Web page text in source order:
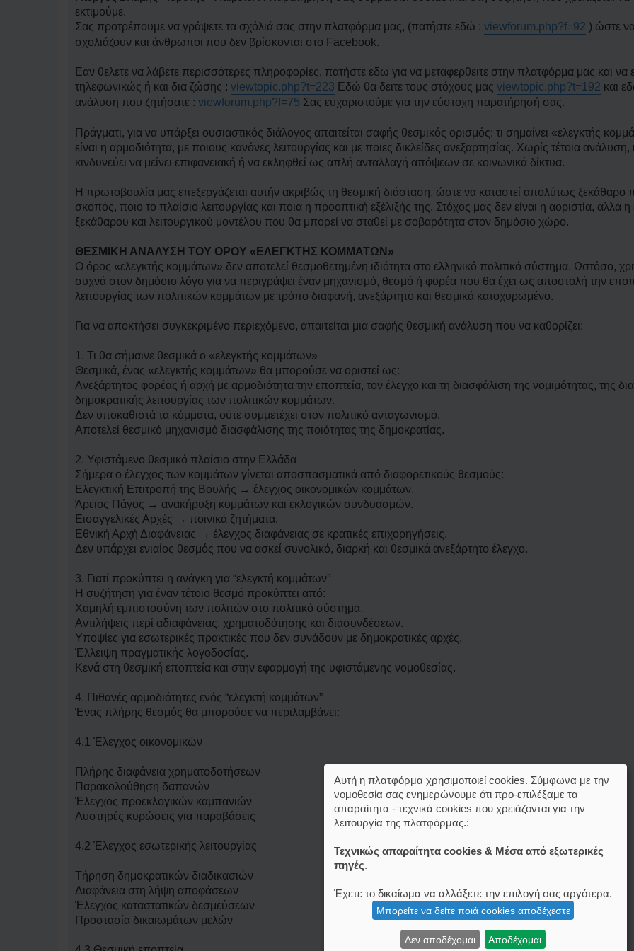
δ
μ
ο
σ
ε
σ
η
α
γ
ω
έ
ν
η
δ
ο
σ
ί
ε
η
εκτιμούμε.
Σας προτρέπουμε να γράψετε τα σχόλιά σας στην πλατφόρμα μας, (πατήστε εδώ : viewforum.php?f=92 ) ώστε
σχολιάζουν και άνθρωποι που δεν βρίσκονται στο Facebook.
Εαν θελετε να λάβετε περισσότερες πληροφορίες, πατήστε εδω για να μεταφερθειτε στην πλατφόρμα μας και να
τηλεφωνικώς ή και δια ζώσης : viewtopic.php?t=223 Εδώ θα δειτε τους στόχους μας viewtopic.php?t=192 και
ανάλυση που ζητήσατε : viewforum.php?f=75 Σας ευχαριστούμε για την εύστοχη παρατήρησή σας.
Πράγματι, για να υπάρξει ουσιαστικός διάλογος απαιτείται σαφής θεσμικός ορισμός: τι σημαίνει «ελεγκτής
είναι η αρμοδιότητα, με ποιους κανόνες λειτουργίας και με ποιες δικλείδες ανεξαρτησίας. Χωρίς τέτοια
κινδυνεύει να μείνει επιφανειακή ή να εκληφθεί ως απλή ανταλλαγή απόψεων σε κοινωνικά δίκτυα.
Η πρωτοβουλία μας επεξεργάζεται αυτήν ακριβώς τη θεσμική διάσταση, ώστε να καταστεί απολύτως ξεκάθαρο
σκοπός, ποιο το πλαίσιο λειτουργίας και ποια η προοπτική εξέλιξής της. Στόχος μας δεν είναι η αοριστία, αλλά η
ξεκάθαρου και λειτουργικού μοντέλου που θα μπορεί να σταθεί με σοβαρότητα στον δημόσιο χώρο.
ΘΕΣΜΙΚΗ ΑΝΑΛΥΣΗ ΤΟΥ ΟΡΟΥ «ΕΛΕΓΚΤΗΣ ΚΟΜΜΑΤΩΝ»
Ο όρος «ελεγκτής κομμάτων» δεν αποτελεί θεσμοθετημένη ιδιότητα στο ελληνικό πολιτικό σύστημα. Ωστόσο,
συχνά στον δημόσιο λόγο για να περιγράψει έναν μηχανισμό, θεσμό ή φορέα που θα έχει ως αποστολή την
λειτουργίας των πολιτικών κομμάτων με τρόπο διαφανή, ανεξάρτητο και θεσμικά κατοχυρωμένο.
Για να αποκτήσει συγκεκριμένο περιεχόμενο, απαιτείται μια σαφής θεσμική ανάλυση που να καθορίζει:
1. Τι θα σήμαινε θεσμικά ο «ελεγκτής κομμάτων»
Θεσμικά, ένας «ελεγκτής κομμάτων» θα μπορούσε να οριστεί ως:
Ανεξάρτητος φορέας ή αρχή με αρμοδιότητα την εποπτεία, τον έλεγχο και τη διασφάλιση της νομιμότητας, της
δημοκρατικής λειτουργίας των πολιτικών κομμάτων.
Δεν υποκαθιστά τα κόμματα, ούτε συμμετέχει στον πολιτικό ανταγωνισμό.
Αποτελεί θεσμικό μηχανισμό διασφάλισης της ποιότητας της δημοκρατίας.
2. Υφιστάμενο θεσμικό πλαίσιο στην Ελλάδα
Σήμερα ο έλεγχος των κομμάτων γίνεται αποσπασματικά από διαφορετικούς θεσμούς:
Ελεγκτική Επιτροπή της Βουλής → έλεγχος οικονομικών κομμάτων.
Άρειος Πάγος → ανακήρυξη κομμάτων και εκλογικών συνδυασμών.
Εισαγγελικές Αρχές → ποινικά ζητήματα.
Εθνική Αρχή Διαφάνειας → έλεγχος διαφάνειας σε κρατικές επιχορηγήσεις.
Δεν υπάρχει ενιαίος θεσμός που να ασκεί συνολικό, διαρκή και θεσμικά ανεξάρτητο έλεγχο.
3. Γιατί προκύπτει η ανάγκη για “ελεγκτή κομμάτων”
Η συζήτηση για έναν τέτοιο θεσμό προκύπτει από:
Χαμηλή εμπιστοσύνη των πολιτών στο πολιτικό σύστημα.
Αντιλήψεις περί αδιαφάνειας, χρηματοδότησης και διασυνδέσεων.
Υποψίες για εσωτερικές πρακτικές που δεν συνάδουν με δημοκρατικές αρχές.
Έλλειψη πραγματικής λογοδοσίας.
Κενά στη θεσμική εποπτεία και στην εφαρμογή της υφιστάμενης νομοθεσίας.
4. Πιθανές αρμοδιότητες ενός “ελεγκτή κομμάτων”
Ένας πλήρης θεσμός θα μπορούσε να περιλαμβάνει:
4.1 Έλεγχος οικονομικών
Πλήρης διαφάνεια χρηματοδοτήσεων
Παρακολούθηση δαπανών
Έλεγχος προεκλογικών καμπανιών
Αυστηρές κυρώσεις για παραβάσεις
4.2 Έλεγχος εσωτερικής λειτουργίας
Τήρηση δημοκρατικών διαδικασιών
Διαφάνεια στη λήψη αποφάσεων
Έλεγχος καταστατικών δεσμεύσεων
Προστασία δικαιωμάτων μελών
Αυτή η πλατφόρμα χρησιμοποιεί cookies. Σύμφωνα με την
νομοθεσία σας ενημερώνουμε ότι προ-επιλέξαμε τα
απαραίτητα - τεχνικά cookies που χρειάζονται για την
λειτουργία της πλατφόρμας.:
Τεχνικώς απαραίτητα cookies & Μέσα από εξωτερικές
πηγές.
Έχετε το δικαίωμα να αλλάξετε την επιλογή σας αργότερα.
Μπορείτε να δείτε ποιά cookies αποδέχεστε
Δεν αποδέχομαι Αποδέχομαι